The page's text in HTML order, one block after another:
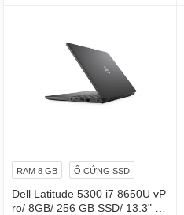
RAM 8 GB Ổ CỨNG SSD
Dell Latitude 5300 i7 8650U vP
ro/ 8GB/ 256 GB SSD/ 13.3" /